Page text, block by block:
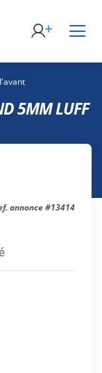
5MM LUFF
annonce #13414